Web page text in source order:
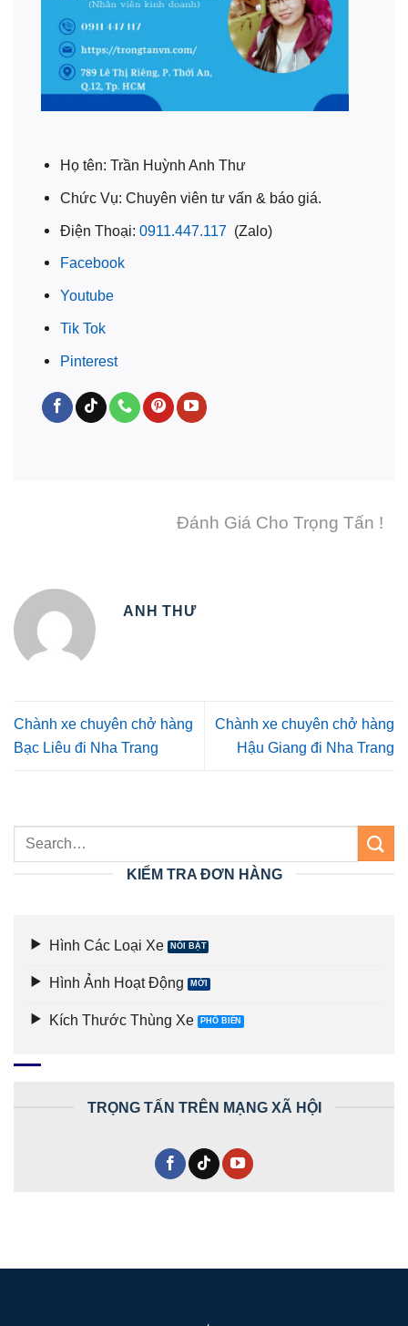
Họ tên: Trần Huỳnh Anh Thư
Chức Vụ: Chuyên viên tư vấn & báo giá.
Điện Thoại: 0911.447.117 (Zalo)
Facebook
Youtube
Tik Tok
Pinterest
Đánh Giá Cho Trọng Tấn !
ANH THƯ
Chành xe chuyên chở hàng
Bạc Liêu đi Nha Trang
Chành xe chuyên chở hàng
Hậu Giang đi Nha Trang
KIỂM TRA ĐƠN HÀNG
Hình Các Loại Xe
Hình Ảnh Hoạt Động
Kích Thước Thùng Xe
TRỌNG TẤN TRÊN MẠNG XÃ HỘI